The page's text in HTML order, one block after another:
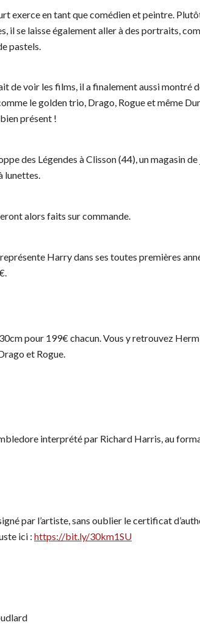
exerce en tant que comédien et peintre.
il se laisse également aller à des portraits,
pastels.
de voir les films, il a finalement aussi montré
le golden trio, Drago, Rogue et même
présent !
des Légendes à Clisson (44), un magasin
lunettes.
alors faits sur commande.
Harry dans ses toutes premières
pour 199€ chacun. Vous y retrouvez
et Rogue.
interprété par Richard Harris, au
par l’artiste, sans oublier le certificat
ici : https://bit.ly/30km1SU